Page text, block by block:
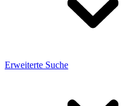
Erweiterte Suche